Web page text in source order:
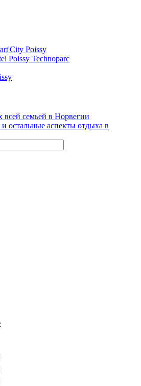
Poissy
Poissy Technoparc
семьей в Норвегии
остальные аспекты отдыха в